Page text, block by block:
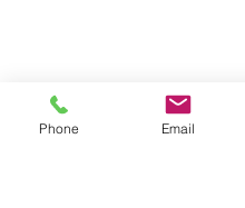
Phone Email